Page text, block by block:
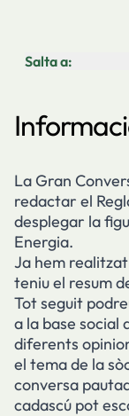
La Gran
redactar el
desplegar la
Energia.
Ja hem
teniu el resum
Tot seguit
a la base social
diferents
el tema de la
conversa
cadascú pot
Salta a: